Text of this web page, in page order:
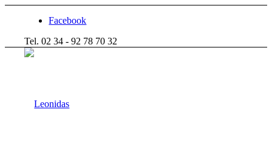
Facebook
Tel. 02 34 - 92 78 70 32